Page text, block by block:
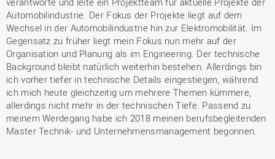
Automobilindustrie. Der Fokus der Projekte liegt auf dem
Wechsel in der Automobilindustrie hin zur Elektromobilität. Im
Gegensatz zu früher liegt mein Fokus nun mehr auf der
Organisation und Planung als im Engineering. Der technische
Background bleibt natürlich weiterhin bestehen. Allerdings bin
ich vorher tiefer in technische Details eingestiegen, während
ich mich heute gleichzeitig um mehrere Themen kümmere,
allerdings nicht mehr in der technischen Tiefe. Passend zu
meinem Werdegang habe ich 2018 meinen berufsbegleitenden
Master Technik- und Unternehmensmanagement begonnen.